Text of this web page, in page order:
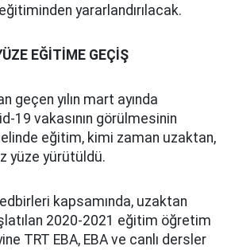
yararlandırılacak.
EĞİTİME GEÇİŞ
geçen yılın mart ayında
19 vakasının görülmesinin
eğitim, kimi zaman uzaktan,
yüze yürütüldü.
kapsamında, uzaktan
2020-2021 eğitim öğretim
TRT EBA, EBA ve canlı dersler